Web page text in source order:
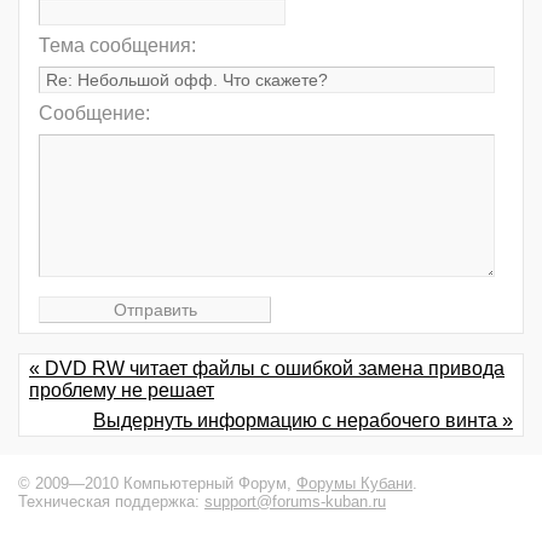
Тема сообщения:
Сообщение:
« DVD RW читает файлы с ошибкой замена привода
проблему не решает
Выдернуть информацию с нерабочего винта »
© 2009—2010 Компьютерный Форум, Форумы Кубани.
Техническая поддержка: support@forums-kuban.ru